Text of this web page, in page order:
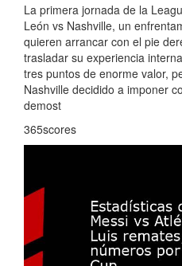
La primera jornada de la
León vs Nashville, un
quieren arrancar con el pie
trasladar su experiencia
tres puntos de enorme valor,
Nashville decidido a imponer
demost
365scores